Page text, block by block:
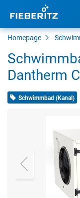
Homepage
Dantherm
Schwimmbad (Kanal)